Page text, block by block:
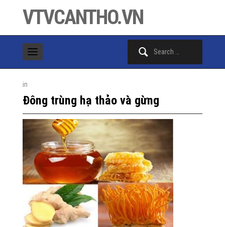
VTVCANTHO.VN
in
Đông trùng hạ thảo và gừng